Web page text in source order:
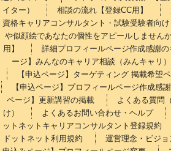
イター）
相談の流れ【登録CC用】
資格キャリアコンサルタント・試験受験者向け
や似顔絵であなたの個性をアピールしません
用】
詳細プロフィールページ作成感謝
ージ】みんなのキャリア相談（みんキャリ
【申込ページ】ターゲティング 掲載希望
【申込ページ】プロフィールページ作成感
ページ】更新講習の掲載
よくある質問
け）
よくあるお問い合わせ・ヘルプ
ットネットキャリアコンサルタント登録規約
ドットネット利用規約
運営理念・ビジ